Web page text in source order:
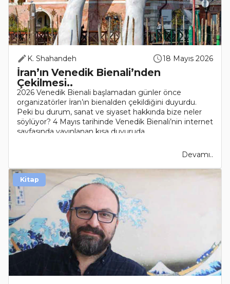
K. Shahandeh 18 Mayıs 2026
İran’ın Venedik Bienali’nden
Çekilmesi..
2026 Venedik Bienali başlamadan günler önce
organizatörler İran’ın bienalden çekildiğini duyurdu.
Peki bu durum, sanat ve siyaset hakkında bize neler
söylüyor? 4 Mayıs tarihinde Venedik Bienali’nin internet
sayfasında yayınlanan kısa duyuruda..
Devamı..
Kitap